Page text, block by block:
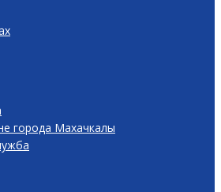
города Махачкалы